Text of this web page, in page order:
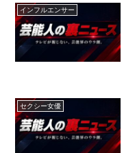
インフルエンサー
セクシー女優